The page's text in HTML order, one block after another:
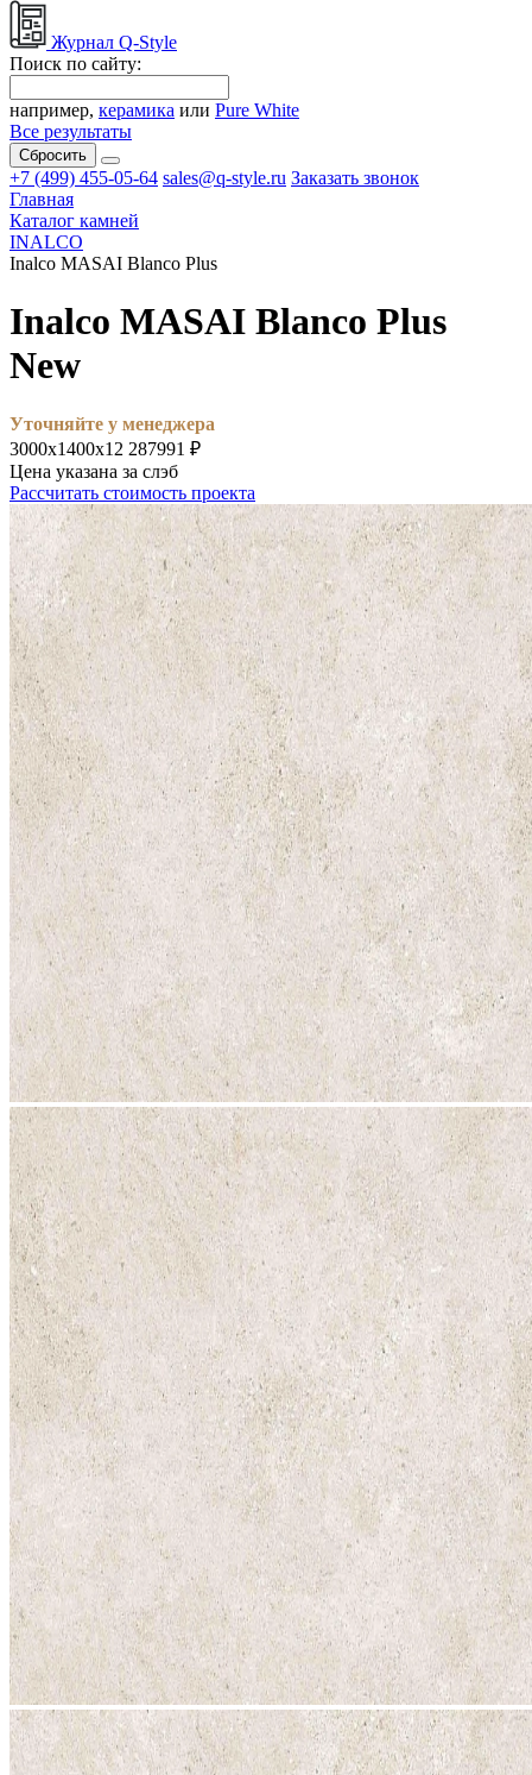
Журнал Q-Style
Поиск по сайту:
например, керамика или Pure White
Все результаты
Сбросить
+7 (499) 455-05-64 sales@q-style.ru Заказать звонок
Главная
Каталог камней
INALCO
Inalco MASAI Blanco Plus
Inalco MASAI Blanco Plus
New
Уточняйте у менеджера
3000х1400х12 287991 ₽
Цена указана за слэб
Рассчитать стоимость проекта